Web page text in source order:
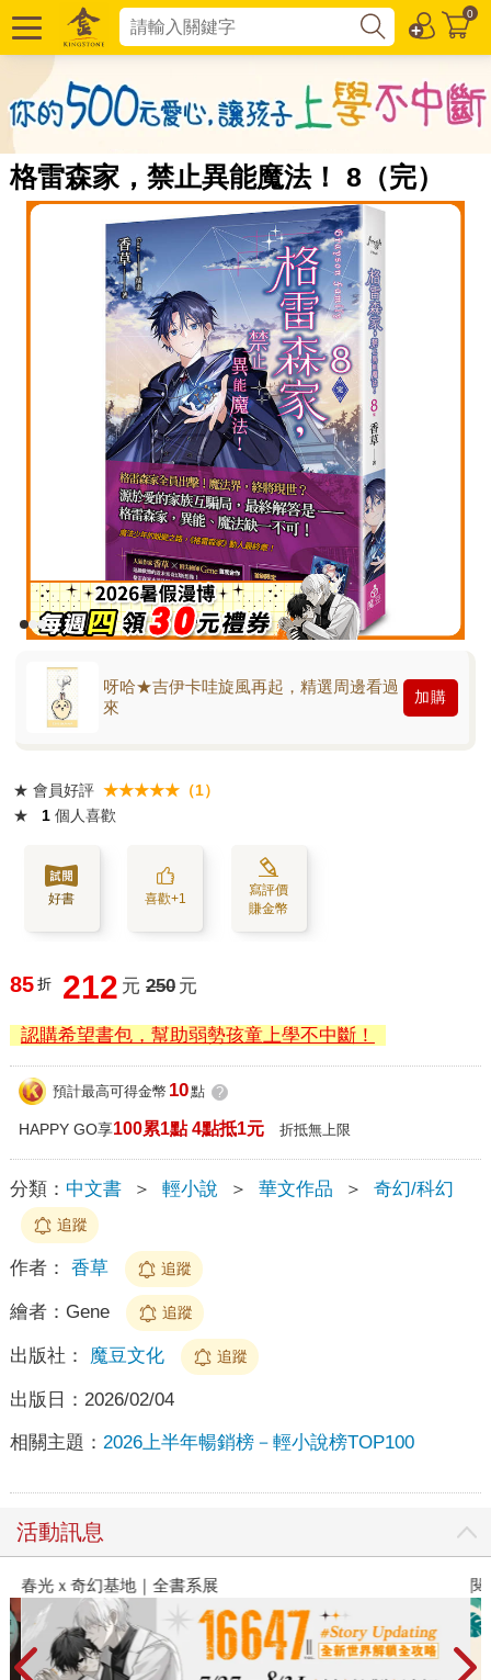
0
格雷森家，禁止異能魔法！ 8（完）
呀哈★吉伊卡哇旋風再起，精選周邊看過
來
加購
★ 會員好評 ★★★★★（1）
★
1 個人喜歡
好書 喜歡+1
寫評價
賺金幣
85 折 212 元 250 元
認購希望書包，幫助弱勢孩童上學不中斷！
預計最高可得金幣 10點 ?
HAPPY GO享100累1點 4點抵1元 折抵無上限
分類： 中文書 ＞ 輕小說 ＞ 華文作品 ＞ 奇幻/科幻
追蹤
作者： 香草 追蹤
繪者： Gene 追蹤
出版社： 魔豆文化 追蹤
出版日： 2026/02/04
相關主題： 2026上半年暢銷榜－輕小說榜TOP100
活動訊息
春光ｘ奇幻基地｜全書系展 閱